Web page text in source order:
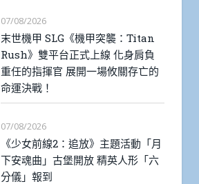
07/08/2026
末世機甲 SLG《機甲突襲：Titan
Rush》雙平台正式上線 化身肩負
重任的指揮官 展開一場攸關存亡的
命運決戰！
07/08/2026
《少女前線2：追放》主題活動「月
下安魂曲」古堡開放 精英人形「六
分儀」報到